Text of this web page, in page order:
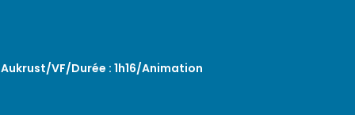
VF/Durée : 1h16/Animation